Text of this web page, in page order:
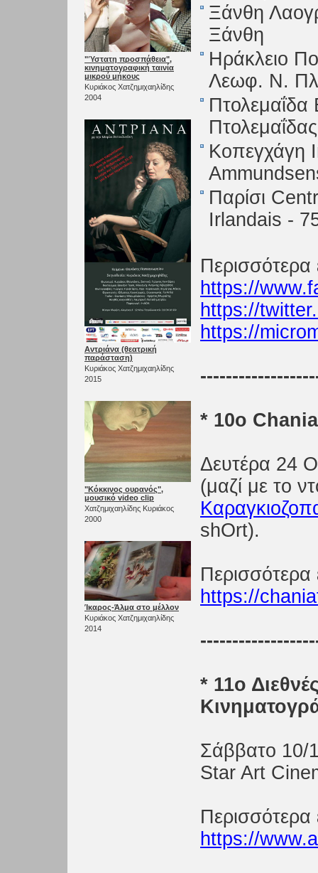
"Ύστατη προσπάθεια",
κινηματογραφική ταινία
μικρού μήκους
Κυριάκος Χατζημιχαηλίδης
2004
Αντριάνα (θεατρική
παράσταση)
Κυριάκος Χατζημιχαηλίδης
2015
"Κόκκινος ουρανός",
μουσικό video clip
Χατζημιχαηλίδης Κυριάκος
2000
Ίκαρος-Άλμα στο μέλλον
Κυριάκος Χατζημιχαηλίδης
2014
Ξάνθη
Ξάνθη
Ηράκλειο
Λεωφ. Ν.
Πτολεμαΐδα
Κοπεγχάγη
Παρίσι
Irlandais -
https://
https://
https://
* 10ο
Δευτέρα 24
(μαζί με το
shOrt).
https://
* 11ο
Σάββατο 10/
Star Art
https://